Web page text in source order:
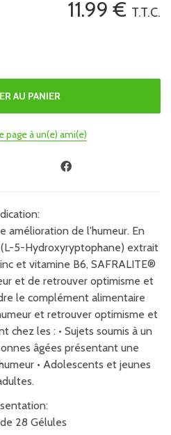
11.99 € T.T.C.
page à un(e) ami(e)
amélioration de l'humeur. En
5-Hydroxyryptophane) extrait
et vitamine B6, SAFRALITE®
et de retrouver optimisme et
le complément alimentaire
et retrouver optimisme et
chez les : • Sujets soumis à un
âgées présentant une
• Adolescents et jeunes
28 Gélules